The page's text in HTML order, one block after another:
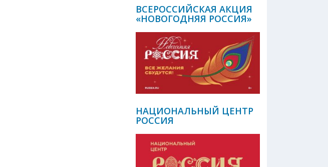
ВСЕРОССИЙСКАЯ АКЦИЯ
«НОВОГОДНЯЯ РОССИЯ»
НАЦИОНАЛЬНЫЙ ЦЕНТР
РОССИЯ